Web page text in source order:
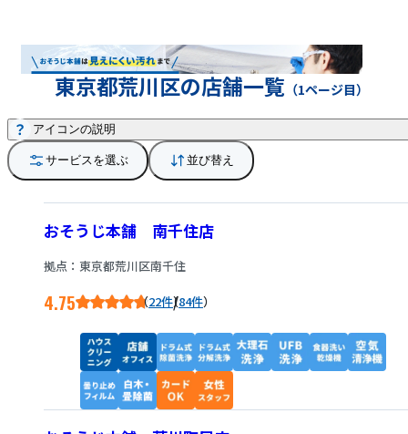
東京都荒川区の店舗一覧 （1ページ目）
サービスを選ぶ 並び替え
アイコンの説明
おそうじ本舗 南千住店
拠点：東京都荒川区南千住
4.75 22件/84件